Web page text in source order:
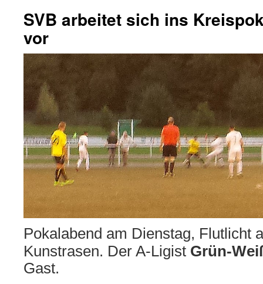
SVB arbeitet sich ins
vor
Pokalabend am Dienstag, Flutlicht
Kunstrasen. Der A-Ligist Grün-
Gast.